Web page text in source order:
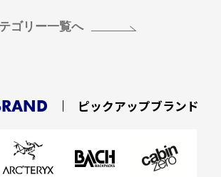
ゴリー一覧へ
ピックアップブランド